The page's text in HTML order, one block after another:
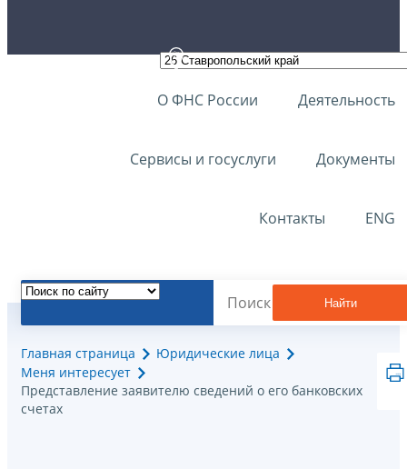
О ФНС России Деятельность
Сервисы и госуслуги Документы
Контакты ENG
Найти
Главная страница
Юридические лица
Меня интересует
Представление заявителю сведений о его банковских
счетах